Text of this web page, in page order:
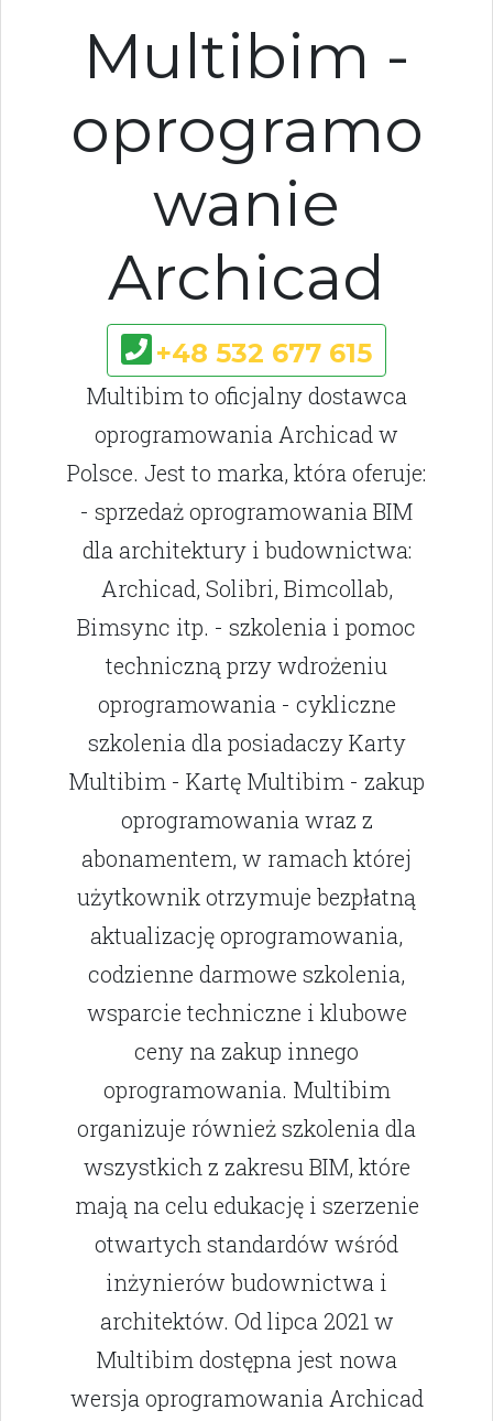
Multibim -
oprogramo
wanie
Archicad
+48 532 677 615
Multibim to oficjalny dostawca
oprogramowania Archicad w
Polsce. Jest to marka, która oferuje:
- sprzedaż oprogramowania BIM
dla architektury i budownictwa:
Archicad, Solibri, Bimcollab,
Bimsync itp. - szkolenia i pomoc
techniczną przy wdrożeniu
oprogramowania - cykliczne
szkolenia dla posiadaczy Karty
Multibim - Kartę Multibim - zakup
oprogramowania wraz z
abonamentem, w ramach której
użytkownik otrzymuje bezpłatną
aktualizację oprogramowania,
codzienne darmowe szkolenia,
wsparcie techniczne i klubowe
ceny na zakup innego
oprogramowania. Multibim
organizuje również szkolenia dla
wszystkich z zakresu BIM, które
mają na celu edukację i szerzenie
otwartych standardów wśród
inżynierów budownictwa i
architektów. Od lipca 2021 w
Multibim dostępna jest nowa
wersja oprogramowania Archicad